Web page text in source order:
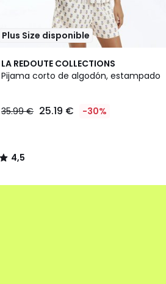
Plus Size disponible
LA REDOUTE COLLECTIONS
Pijama corto de algodón, estampado
35.99 € 25.19 € -30%
4,5
/ 5
4,5
/